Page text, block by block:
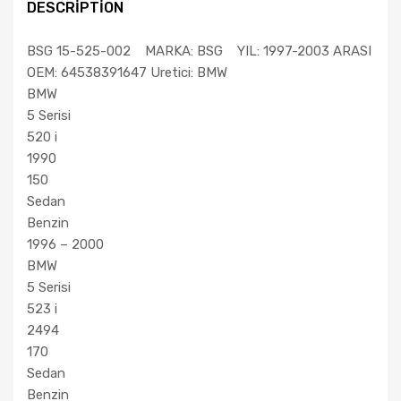
DESCRIPTION
BSG 15-525-002 MARKA: BSG YIL: 1997-2003 ARASI
OEM: 64538391647 Uretici: BMW
BMW
5 Serisi
520 i
1990
150
Sedan
Benzin
1996 – 2000
BMW
5 Serisi
523 i
2494
170
Sedan
Benzin